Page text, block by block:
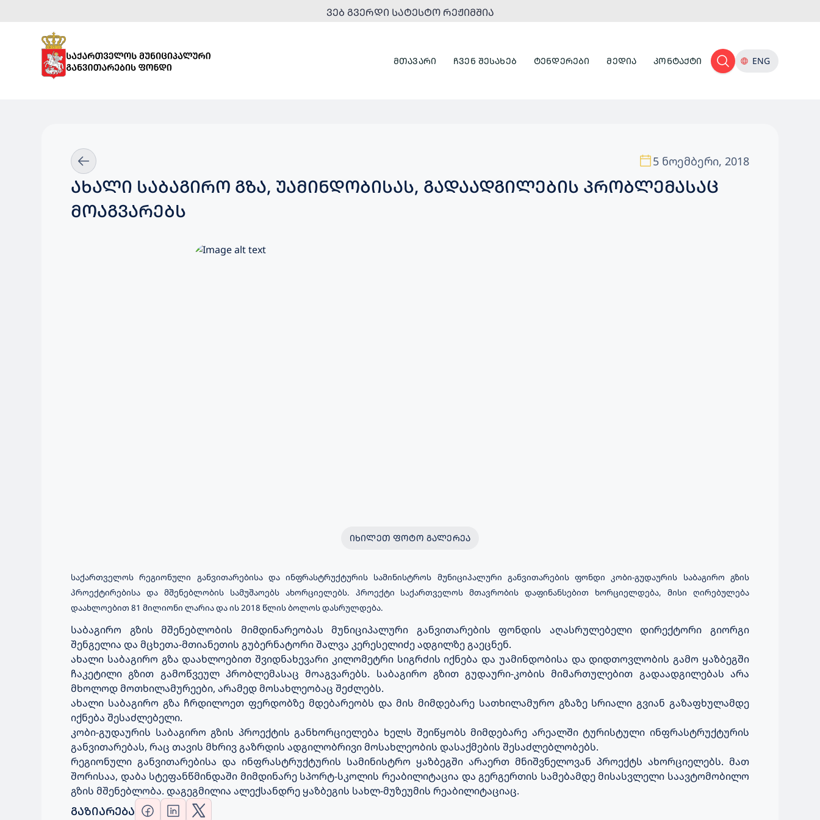
ᲕᲔᲑ ᲒᲕᲔᲠᲓᲘ ᲡᲐᲢᲔᲡᲢᲝ ᲠᲔᲟᲘᲛᲨᲘᲐ
ᲛᲗᲐᲕᲐᲠᲘ ᲩᲕᲔᲜ ᲨᲔᲡᲐᲮᲔᲑ ᲢᲔᲜᲓᲔᲠᲔᲑᲘ ᲛᲔᲓᲘᲐ ᲙᲝᲜᲢᲐᲥᲢᲘ ENG
5 ნოემბერი, 2018
ᲐᲮᲐᲚᲘ ᲡᲐᲑᲐᲒᲘᲠᲝ ᲒᲖᲐ, ᲣᲐᲛᲘᲜᲓᲝᲑᲘᲡᲐᲡ, ᲒᲐᲓᲐᲐᲓᲒᲘᲚᲔᲑᲘᲡ ᲞᲠᲝᲑᲚᲔᲛᲐᲡᲐᲪ
ᲛᲝᲐᲒᲕᲐᲠᲔᲑᲡ
ᲘᲮᲘᲚᲔᲗ ᲤᲝᲢᲝ ᲒᲐᲚᲔᲠᲔᲐ
საქართველოს რეგიონული განვითარებისა და ინფრასტრუქტურის სამინისტროს მუნიციპალური განვითარების ფონდი კობი-გუდაურის საბაგირო გზის
პროექტირებისა და მშენებლობის სამუშაოებს ახორციელებს. პროექტი საქართველოს მთავრობის დაფინანსებით ხორციელდება, მისი ღირებულება
დაახლოებით 81 მილიონი ლარია და ის 2018 წლის ბოლოს დასრულდება.
საბაგირო გზის მშენებლობის მიმდინარეობას მუნიციპალური განვითარების ფონდის აღასრულებელი დირექტორი გიორგი
შენგელია და მცხეთა-მთიანეთის გუბერნატორი შალვა კერესელიძე ადგილზე გაეცნენ.
ახალი საბაგირო გზა დაახლოებით შვიდნახევარი კილომეტრი სიგრძის იქნება და უამინდობისა და დიდთოვლობის გამო ყაზბეგში
ჩაკეტილი გზით გამოწვეულ პრობლემასაც მოაგვარებს. საბაგირო გზით გუდაური-კობის მიმართულებით გადაადგილებას არა
მხოლოდ მოთხილამურეები, არამედ მოსახლეობაც შეძლებს.
ახალი საბაგირო გზა ჩრდილოეთ ფერდობზე მდებარეობს და მის მიმდებარე სათხილამურო გზაზე სრიალი გვიან გაზაფხულამდე
იქნება შესაძლებელი.
კობი-გუდაურის საბაგირო გზის პროექტის განხორციელება ხელს შეიწყობს მიმდებარე არეალში ტურისტული ინფრასტრუქტურის
განვითარებას, რაც თავის მხრივ გაზრდის ადგილობრივი მოსახლეობის დასაქმების შესაძლებლობებს.
რეგიონული განვითარებისა და ინფრასტრუქტურის სამინისტრო ყაზბეგში არაერთ მნიშვნელოვან პროექტს ახორციელებს. მათ
შორისაა, დაბა სტეფანწმინდაში მიმდინარე სპორტ-სკოლის რეაბილიტაცია და გერგერთის სამებამდე მისასვლელი საავტომობილო
გზის მშენებლობა. დაგეგმილია ალექსანდრე ყაზბეგის სახლ-მუზეუმის რეაბილიტაციაც.
ᲒᲐᲖᲘᲐᲠᲔᲑᲐ